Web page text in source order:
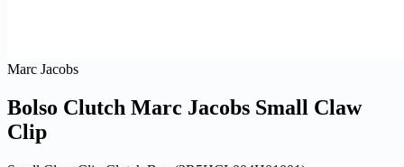
Marc Jacobs
Bolso Clutch Marc Jacobs Small Claw
Clip